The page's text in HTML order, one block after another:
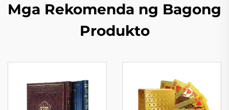
Mga Rekomenda ng Bagong
Produkto